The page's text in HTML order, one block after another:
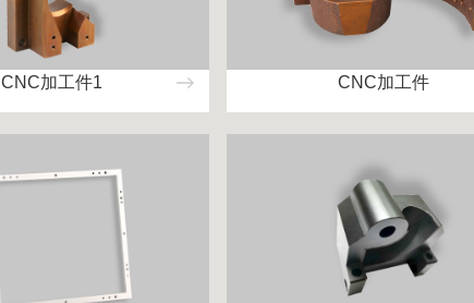
CNC加工件1 CNC加工件